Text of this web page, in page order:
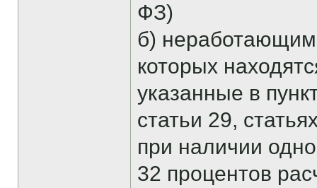
ФЗ)
б)
которых
указанные в
статьи 29,
при наличии
32 процентов